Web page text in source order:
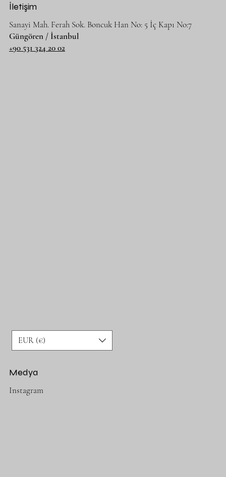
İletişim
Sanayi Mah. Ferah Sok. Boncuk Han No: 5 İç Kapı No:7
Güngören / İstanbul
+90 531 324 20 02
EUR (€)
Medya
Instagram